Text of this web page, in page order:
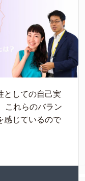
としての自己実
これらのバラン
感じているので